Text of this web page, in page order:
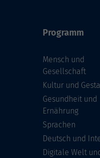
Programm
Mensch und
Gesellschaft
Kultur und
Gesundheit und
Ernährung
Sprachen
Deutsch und
Digitale Welt